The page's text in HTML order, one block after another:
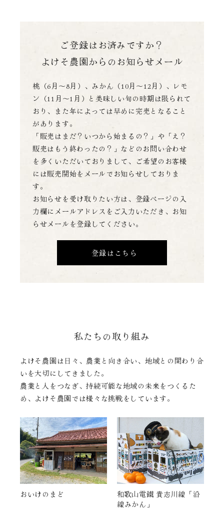
ご登録はお済みですか？
よけそ農園からのお知らせメール
桃（6月～8月）、みかん（10月～12月）、レモ
ン（11月～1月）と美味しい旬の時期は限られて
おり、 また年によっては早めに完売となること
があります。
「販売はまだ？いつから始まるの？」や「え？
販売はもう終わったの？」などのお問い合わせ
を多くいただいておりまして、 ご希望のお客様
には販売開始をメールでお知らせしておりま
す。
お知らせを受け取りたい方は、登録ページの入
力欄にメールアドレスをご入力いただき、お知
らせメールを登録してください。
登録はこちら
私たちの取り組み
よけそ農園は日々、農業と向き合い、地域との関わり合
いを大切にしてきました。
農業と人をつなぎ、持続可能な地域の未来をつくるた
め、よけそ農園では様々な挑戦をしています。
おいけのまど
和歌山電鐵 貴志川線「沿
線みかん」